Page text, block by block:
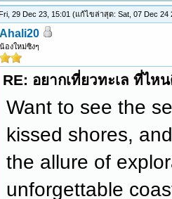
29 Dec 23, 15:01(แก้ไขล่าสุด: Sat, 07 Dec 24
Ahali20
น้องใหม่ซิงๆ
RE: อยากเที่ยวทะเล ที่ไห
Want to see the
kissed shores,
the allure of
unforgettable